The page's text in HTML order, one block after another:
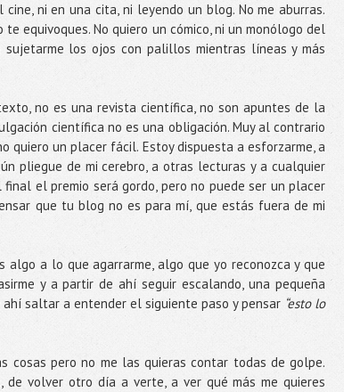
ni en una cita, ni leyendo un blog. No me aburras.
equivoques. No quiero un cómico, ni un monólogo del
los ojos con palillos mientras líneas y más
no es una revista científica, no son apuntes de la
científica no es una obligación. Muy al contrario
quiero un placer fácil. Estoy dispuesta a esforzarme, a
pliegue de mi cerebro, a otras lecturas y a cualquier
el premio será gordo, pero no puede ser un placer
que tu blog no es para mí, que estás fuera de mi
a lo que agarrarme, algo que yo reconozca y que
y a partir de ahí seguir escalando, una pequeña
saltar a entender el siguiente paso y pensar “esto lo
cosas pero no me las quieras contar todas de golpe.
de volver otro día a verte, a ver qué más me quieres